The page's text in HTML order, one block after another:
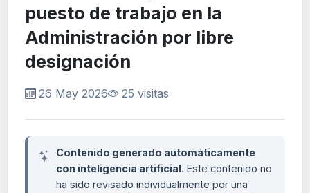
puesto de trabajo en la
Administración por libre
designación
26 May 2026 25 visitas
Contenido generado automáticamente
con inteligencia artificial. Este contenido no
ha sido revisado individualmente por una